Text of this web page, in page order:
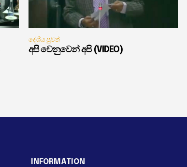
දේශීය පුවත්
අපි වෙනුවෙන් අපි (VIDEO)
INFORMATION